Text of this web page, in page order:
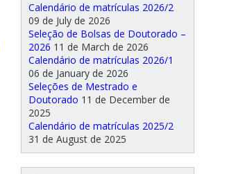
Calendário de matrículas 2026/2
09 de July de 2026
Seleção de Bolsas de Doutorado –
2026 11 de March de 2026
Calendário de matrículas 2026/1
06 de January de 2026
Seleções de Mestrado e
Doutorado 11 de December de
2025
Calendário de matrículas 2025/2
31 de August de 2025